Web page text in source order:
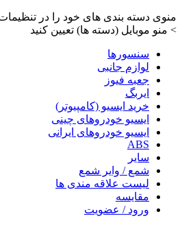
منوی دسته بندی های خود را در
> منو موبایل (دسته ها) تعیین کنید
سنسورها
لوازم جانبی
جعبه فیوز
ایربگ
خرید ایسیو (کامپیوتر)
ایسیو خودروهای چینی
ایسیو خودروهای ایرانی
ABS
سایر
شمع / وایر شمع
لیست علاقه مندی ها
مقایسه
ورود / عضویت